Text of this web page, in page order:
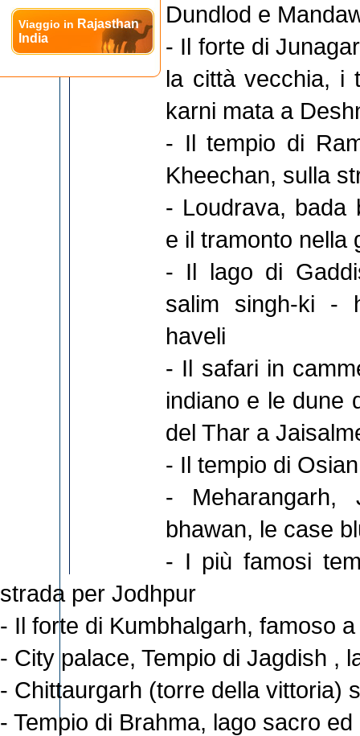
Viaggio in Rajasthan
India
Dundlod e
- Il forte di
la città vecchia, i
karni mata a
- Il tempio di
Kheechan, sulla
- Loudrava, bada
e il tramonto nella
- Il lago di
salim singh-ki -
haveli
- Il safari in
indiano e le dune
del Thar a
- Il tempio di
- Meharangarh,
bhawan, le case
- I più famosi
strada per Jodhpur
- Il forte di Kumbhalgarh, famoso
- City palace, Tempio di Jagdish ,
- Chittaurgarh (torre della vittoria)
- Tempio di Brahma, lago sacro